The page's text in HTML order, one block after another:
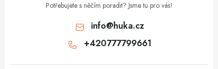
Potřebujete s něčím poradit? Jsme tu pro vás!
info@huka.cz
+420777799661